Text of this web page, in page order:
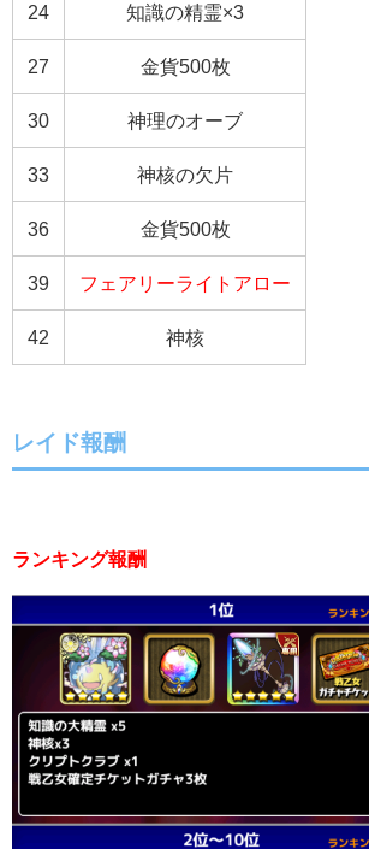
24 知識の精霊×3
27 金貨500枚
30 神理のオーブ
33 神核の欠片
36 金貨500枚
39 フェアリーライトアロー
42 神核
レイド報酬
ランキング報酬